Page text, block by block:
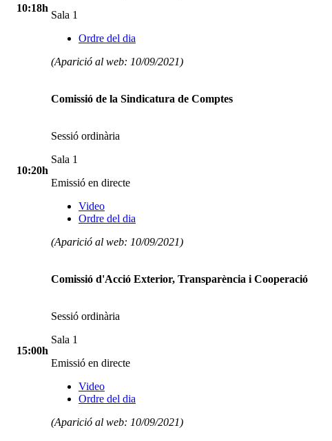
10:18h
Sala 1
Ordre del dia
(Aparició al web: 10/09/2021)
10:20h
Comissió de la Sindicatura de Comptes
Sessió ordinària
Sala 1
Emissió en directe
Video
Ordre del dia
(Aparició al web: 10/09/2021)
15:00h
Comissió d'Acció Exterior, Transparència i Cooperació
Sessió ordinària
Sala 1
Emissió en directe
Video
Ordre del dia
(Aparició al web: 10/09/2021)